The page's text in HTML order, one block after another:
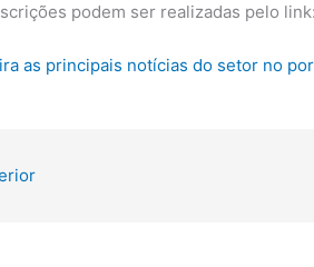
podem ser realizadas pelo link:
as principais notícias do setor no